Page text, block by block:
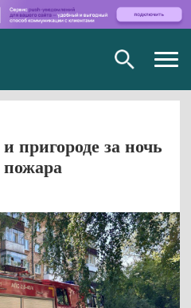
пригороде за ночь